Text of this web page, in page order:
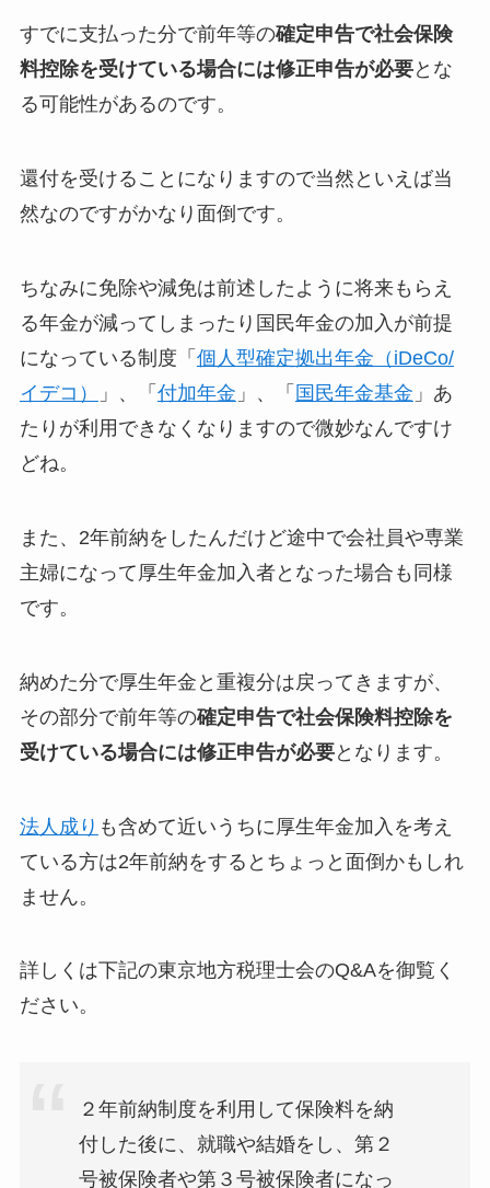
すでに支払った分で前年等の確定申告で社会保険
料控除を受けている場合には修正申告が必要とな
る可能性があるのです。
還付を受けることになりますので当然といえば当
然なのですがかなり面倒です。
ちなみに免除や減免は前述したように将来もらえ
る年金が減ってしまったり国民年金の加入が前提
になっている制度「 個人型確定拠出年金（iDeCo/
イデコ）
」、「 付加年金 」、「 国民年金基金 」あ
たりが利用できなくなりますので微妙なんですけ
どね。
また、2年前納をしたんだけど途中で会社員や専業
主婦になって厚生年金加入者となった場合も同様
です。
納めた分で厚生年金と重複分は戻ってきますが、
その部分で前年等の確定申告で社会保険料控除を
受けている場合には修正申告が必要となります。
法人成り も含めて近いうちに厚生年金加入を考え
ている方は2年前納をするとちょっと面倒かもしれ
ません。
詳しくは下記の東京地方税理士会のQ&Aを御覧く
ださい。
２年前納制度を利用して保険料を納
付した後に、就職や結婚をし、第２
号被保険者や第３号被保険者になっ